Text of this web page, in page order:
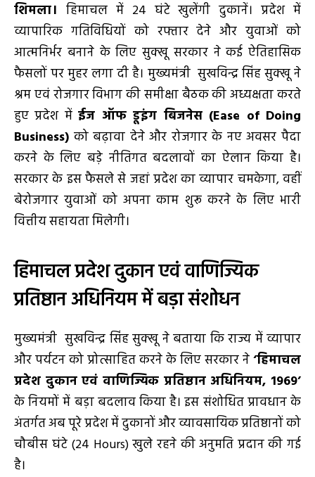
शिमला। हिमाचल में 24 घंटे खुलेंगी दुकानें। प्रदेश में
व्यापारिक गतिविधियों को रफ्तार देने और युवाओं को
आत्मनिर्भर बनाने के लिए सुक्खू सरकार ने कई ऐतिहासिक
फैसलों पर मुहर लगा दी है। मुख्यमंत्री सुखविन्द्र सिंह सुक्खू ने
श्रम एवं रोजगार विभाग की समीक्षा बैठक की अध्यक्षता करते
हुए प्रदेश मेंईज ऑफ डूइंग बिजनेस (Ease of Doing
Business) को बढ़ावा देने और रोजगार के नए अवसर पैदा
करने के लिए बड़े नीतिगत बदलावों का ऐलान किया है।
सरकार के इस फैसले से जहां प्रदेश का व्यापार चमकेगा, वहीं
बेरोजगार युवाओं को अपना काम शुरू करने के लिए भारी
वित्तीय सहायता मिलेगी।
हिमाचल प्रदेश दुकान एवं वाणिज्यिक
प्रतिष्ठान अधिनियम में बड़ा संशोधन
मुख्यमंत्री सुखविन्द्र सिंह सुक्खू ने बताया कि राज्य में व्यापार
और पर्यटन को प्रोत्साहित करने के लिए सरकार ने‘हिमाचल
प्रदेश दुकान एवं वाणिज्यिक प्रतिष्ठान अधिनियम, 1969’
के नियमों में बड़ा बदलाव किया है। इस संशोधित प्रावधान के
अंतर्गत अब पूरे प्रदेश में दुकानों और व्यावसायिक प्रतिष्ठानों को
चौबीस घंटे (24 Hours) खुले रहने की अनुमति प्रदान की गई
है।